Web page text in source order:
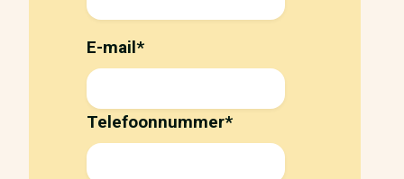
E-mail*
Telefoonnummer*